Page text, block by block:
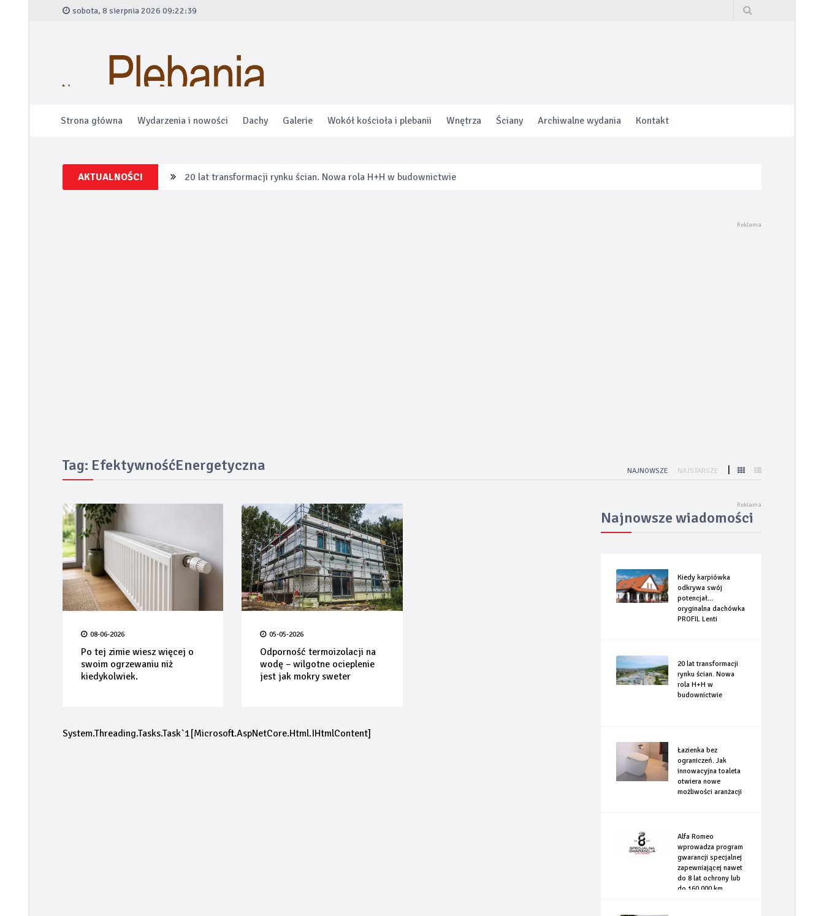
sobota, 8 sierpnia 2026 09:22:40
Strona główna Wydarzenia i nowości Dachy Galerie Wokół kościoła i plebanii Wnętrza Ściany Archiwalne wydania Kontakt
AKTUALNOŚCI 20 lat transformacji rynku ścian. Nowa rola H+H w budownictwie
Tag: EfektywnośćEnergetyczna NAJNOWSZE NAJSTARSZE
08-06-2026
Po tej zimie wiesz więcej o
swoim ogrzewaniu niż
kiedykolwiek.
05-05-2026
Odporność termoizolacji na
wodę – wilgotne ocieplenie
jest jak mokry sweter
System.Threading.Tasks.Task`1[Microsoft.AspNetCore.Html.IHtmlContent]
Najnowsze wiadomości
Kiedy karpiówka
odkrywa swój
potencjał…
oryginalna dachówka
PROFIL Lenti
20 lat transformacji
rynku ścian. Nowa
rola H+H w
budownictwie
Łazienka bez
ograniczeń. Jak
innowacyjna toaleta
otwiera nowe
możliwości aranżacji
Alfa Romeo
wprowadza program
gwarancji specjalnej
zapewniającej nawet
do 8 lat ochrony lub
do 160.000 km